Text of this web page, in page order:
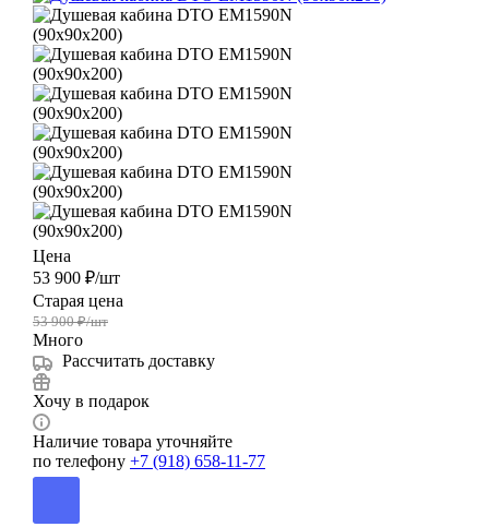
Цена
53 900 ₽/шт
Старая цена
53 900₽/шт
Много
Рассчитать доставку
Хочу в подарок
Наличие товара уточняйте
по телефону +7 (918) 658-11-77